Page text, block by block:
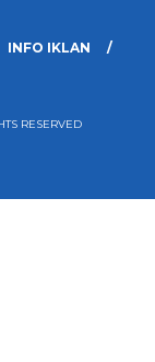
INFO IKLAN
RESERVED